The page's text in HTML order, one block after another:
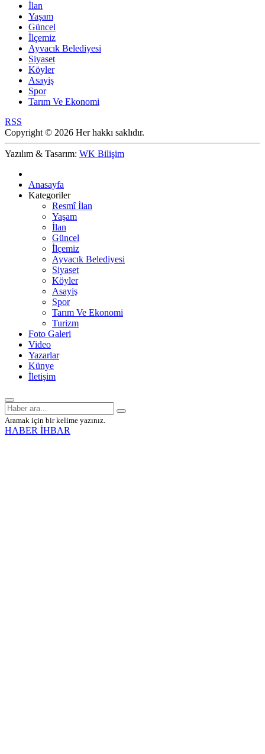
İlan
Yaşam
Güncel
İlçemiz
Ayvacık Belediyesi
Siyaset
Köyler
Asayiş
Spor
Tarım Ve Ekonomi
RSS
Copyright © 2026 Her hakkı saklıdır.
Yazılım & Tasarım: WK Bilişim
Anasayfa
Kategoriler
Resmî İlan
Yaşam
İlan
Güncel
İlçemiz
Ayvacık Belediyesi
Siyaset
Köyler
Asayiş
Spor
Tarım Ve Ekonomi
Turizm
Foto Galeri
Video
Yazarlar
Künye
İletişim
Aramak için bir kelime yazınız.
HABER İHBAR